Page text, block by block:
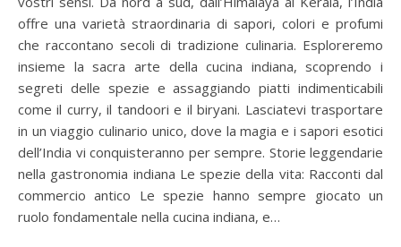
offre una varietà straordinaria di sapori, colori e profumi
che raccontano secoli di tradizione culinaria. Esploreremo
insieme la sacra arte della cucina indiana, scoprendo i
segreti delle spezie e assaggiando piatti indimenticabili
come il curry, il tandoori e il biryani. Lasciatevi trasportare
in un viaggio culinario unico, dove la magia e i sapori esotici
dell’India vi conquisteranno per sempre. Storie leggendarie
nella gastronomia indiana Le spezie della vita: Racconti dal
commercio antico Le spezie hanno sempre giocato un
ruolo fondamentale nella cucina indiana, e…